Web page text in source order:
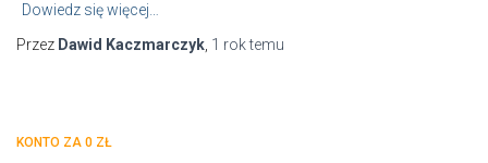
Dowiedz się więcej…
Przez Dawid Kaczmarczyk 1 roktemu
KONTO ZA 0 ZŁ